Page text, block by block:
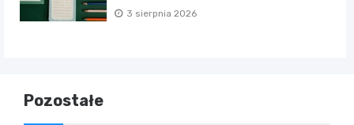
3 sierpnia 2026
Pozostałe